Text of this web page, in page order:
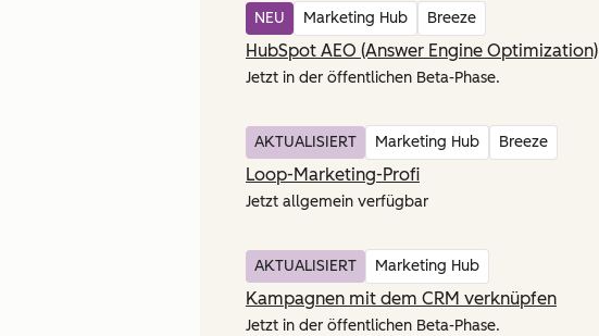
NEU Marketing Hub Breeze
HubSpot AEO (Answer Engine Optimization)
Jetzt in der öffentlichen Beta-Phase.
AKTUALISIERT Marketing Hub Breeze
Loop-Marketing-Profi
Jetzt allgemein verfügbar
AKTUALISIERT Marketing Hub
Kampagnen mit dem CRM verknüpfen
Jetzt in der öffentlichen Beta-Phase.